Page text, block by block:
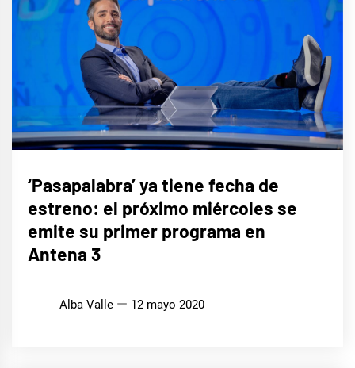
SERIES
Y TV
‘Pasapalabra’ ya tiene fecha de
estreno: el próximo miércoles se
emite su primer programa en
Antena 3
Alba Valle 12 mayo 2020